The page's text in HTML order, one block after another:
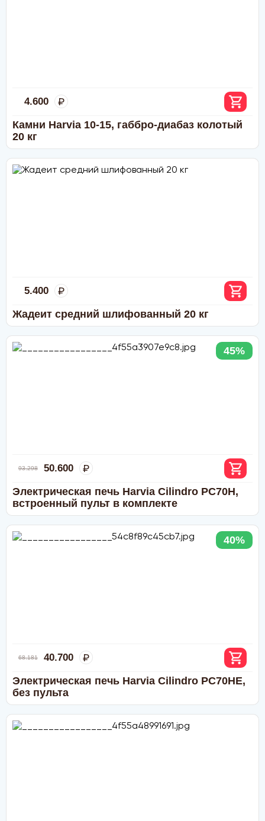
4.600
Камни Harvia 10-15, габбро-диабаз колотый
20 кг
5.400
Жадеит средний шлифованный 20 кг
45%
93.298 50.600
Электрическая печь Harvia Cilindro PC70H,
встроенный пульт в комплекте
40%
68.181 40.700
Электрическая печь Harvia Cilindro PC70HE,
без пульта